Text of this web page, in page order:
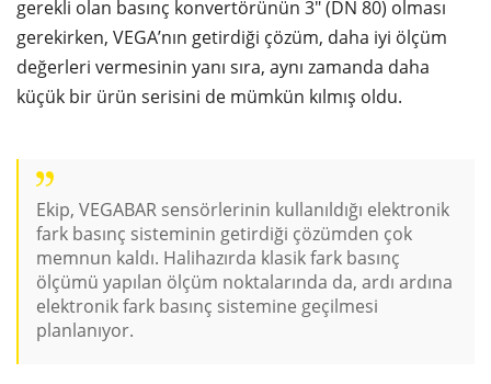
gerekli olan basınç konvertörünün 3" (DN 80) olması
gerekirken, VEGA’nın getirdiği çözüm, daha iyi ölçüm
değerleri vermesinin yanı sıra, aynı zamanda daha
küçük bir ürün serisini de mümkün kılmış oldu.
Ekip, VEGABAR sensörlerinin kullanıldığı elektronik
fark basınç sisteminin getirdiği çözümden çok
memnun kaldı. Halihazırda klasik fark basınç
ölçümü yapılan ölçüm noktalarında da, ardı ardına
elektronik fark basınç sistemine geçilmesi
planlanıyor.